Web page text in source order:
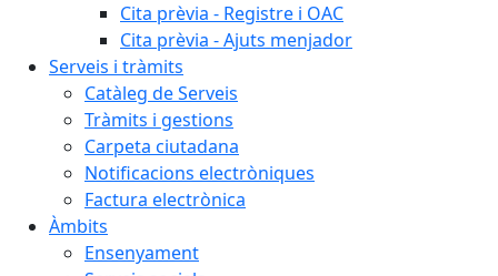
Cita prèvia - Registre i OAC
Cita prèvia - Ajuts menjador
Serveis i tràmits
Catàleg de Serveis
Tràmits i gestions
Carpeta ciutadana
Notificacions electròniques
Factura electrònica
Àmbits
Ensenyament